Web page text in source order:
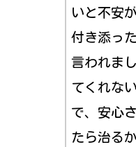
いと不安
付き添っ
言われま
てくれな
で、安心
たら治る